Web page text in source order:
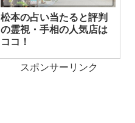
松本の占い当たると評判
の霊視・手相の人気店は
ココ！
スポンサーリンク